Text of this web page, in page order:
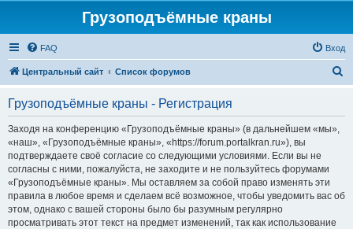
Грузоподъёмные краны
FAQ Вход
Центральный сайт Список форумов
Грузоподъёмные краны - Регистрация
Заходя на конференцию «Грузоподъёмные краны» (в дальнейшем «мы»,
«наш», «Грузоподъёмные краны», «https://forum.portalkran.ru»), вы
подтверждаете своё согласие со следующими условиями. Если вы не
согласны с ними, пожалуйста, не заходите и не пользуйтесь форумами
«Грузоподъёмные краны». Мы оставляем за собой право изменять эти
правила в любое время и сделаем всё возможное, чтобы уведомить вас об
этом, однако с вашей стороны было бы разумным регулярно
просматривать этот текст на предмет изменений, так как использование